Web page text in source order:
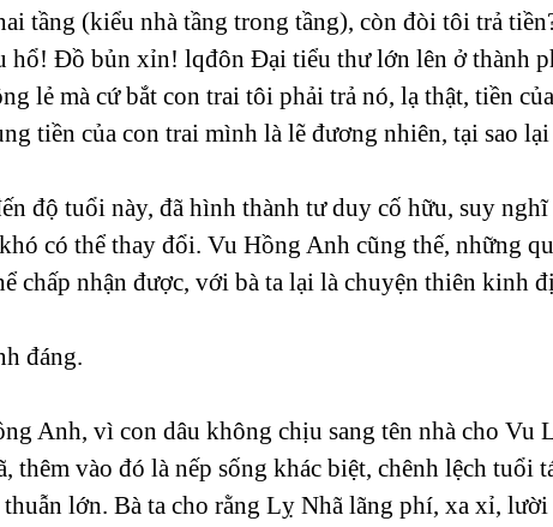
tầng (kiểu nhà tầng trong tầng), còn đòi tôi trả
hổ! Đồ bủn xỉn! lqđôn Đại tiểu thư lớn lên ở thành
lẻ mà cứ bắt con trai tôi phải trả nó, lạ thật, tiền
tiền của con trai mình là lẽ đương nhiên, tại sao
độ tuổi này, đã hình thành tư duy cố hữu, suy
có thể thay đổi. Vu Hồng Anh cũng thế, những
chấp nhận được, với bà ta lại là chuyện thiên kinh
đáng.
Anh, vì con dâu không chịu sang tên nhà cho Vu
thêm vào đó là nếp sống khác biệt, chênh lệch tuổi
lớn. Bà ta cho rằng Lỵ Nhã lãng phí, xa xỉ,